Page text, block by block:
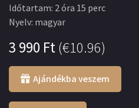
Időtartam: 2 óra 15 perc
Nyelv: magyar
3 990 Ft(€10.96)
Ajándékba veszem